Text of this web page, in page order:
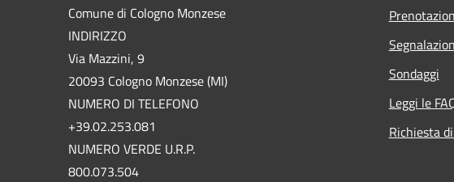
Comune di Cologno Monzese
INDIRIZZO
Via Mazzini, 9
20093 Cologno Monzese (MI)
NUMERO DI TELEFONO
+39.02.253.081
NUMERO VERDE U.R.P.
800.073.504
Sondaggi
Leggi le
Richiesta